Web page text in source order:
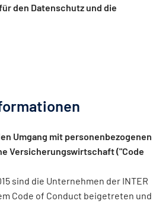
den Datenschutz und die
Umgang mit personenbezogenen
Versicherungswirtschaft ("Code
sind die Unternehmen der INTER
Code of Conduct beigetreten und